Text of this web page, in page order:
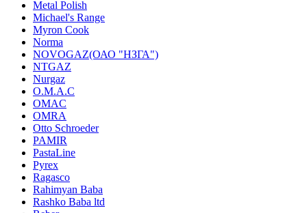
Metal Polish
Michael's Range
Myron Cook
Norma
NOVOGAZ(ОАО "НЗГА")
NTGAZ
Nurgaz
O.M.A.C
OMAC
OMRA
Otto Schroeder
PAMIR
PastaLine
Pyrex
Ragasco
Rahimyan Baba
Rashko Baba ltd